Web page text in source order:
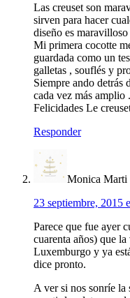
Las creuset son
sirven para hacer
diseño es
Mi primera cocotte
guardada como un
galletas , souflés y
Siempre ando detrás
cada vez más amplio .
Felicidades Le
Responder
Monica Marti
23 septiembre, 2015
Parece que fue ayer
cuarenta años) que
Luxemburgo y ya
dice pronto.
A ver si nos sonríe